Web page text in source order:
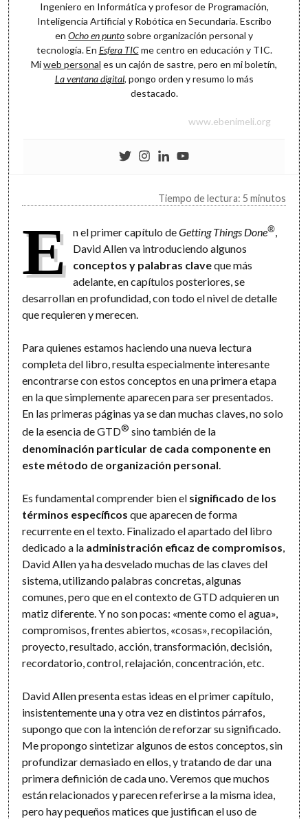
Ingeniero en Informática y profesor de Programación,
Inteligencia Artificial y Robótica en Secundaria. Escribo
en Ocho en punto sobre organización personal y
tecnología. En Esfera TICme centro en educación y TIC.
Miweb personal es un cajón de sastre, pero en mi boletín,
La ventana digital, pongo orden y resumo lo más
destacado.
www.ebenimeli.org
Tiempo de lectura: 5 minutos
E n el primer capítulo deGetting Things Done®,
David Allen va introduciendo algunos
conceptos y palabras claveque más
adelante, en capítulos posteriores, se
desarrollan en profundidad, con todo el nivel de detalle
que requieren y merecen.
Para quienes estamos haciendo una nueva lectura
completa del libro, resulta especialmente interesante
encontrarse con estos conceptos en una primera etapa
en la que simplemente aparecen para ser presentados.
En las primeras páginas ya se dan muchas claves, no solo
de la esencia de GTD® sino también de la
denominación particular de cada componente en
este método de organización personal
Es fundamental comprender bien el significado de los
términos específicos que aparecen de forma
recurrente en el texto. Finalizado el apartado del libro
dedicado a la administración eficaz de compromisos
David Allen ya ha desvelado muchas de las claves del
sistema, utilizando palabras concretas, algunas
comunes, pero que en el contexto de GTD adquieren un
matiz diferente. Y no son pocas: «mente como el agua»,
compromisos, frentes abiertos, «cosas», recopilación,
proyecto, resultado, acción, transformación, decisión,
recordatorio, control, relajación, concentración, etc.
David Allen presenta estas ideas en el primer capítulo,
insistentemente una y otra vez en distintos párrafos,
supongo que con la intención de reforzar su significado.
Me propongo sintetizar algunos de estos conceptos, sin
profundizar demasiado en ellos, y tratando de dar una
primera definición de cada uno. Veremos que muchos
están relacionados y parecen referirse a la misma idea,
pero hay pequeños matices que justifican el uso de